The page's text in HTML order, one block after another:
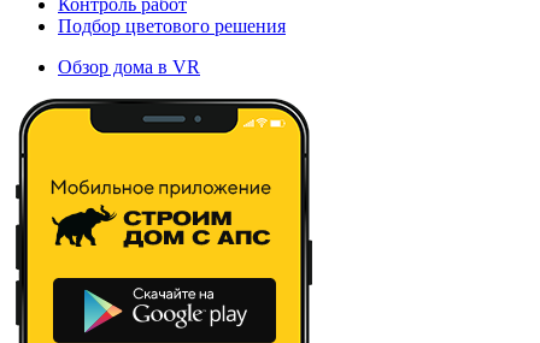
Контроль работ
Подбор цветового решения
Обзор дома в VR